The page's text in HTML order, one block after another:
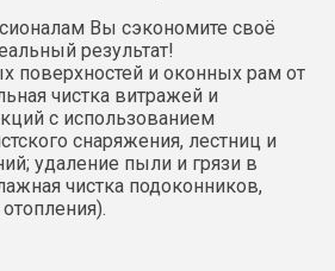
Вы сэкономите своё
результат!
поверхностей и оконных рам от
чистка витражей и
с использованием
снаряжения, лестниц и
удаление пыли и грязи в
чистка подоконников,